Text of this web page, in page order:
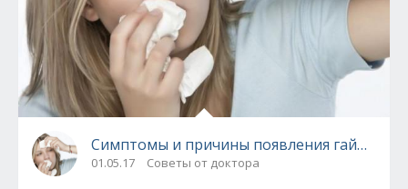
Симптомы и причины появления
01.05.17 Советы от доктора